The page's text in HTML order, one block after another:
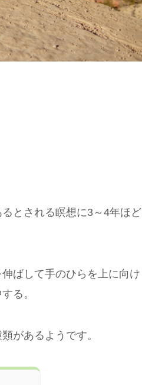
とされる瞑想に3～4年ほど
ばして手のひらを上に向け
る。
があるようです。